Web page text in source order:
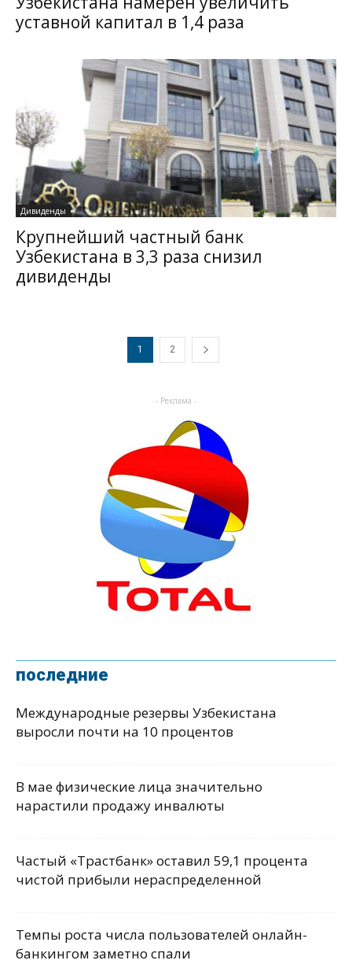
уставной капитал в 1,4 раза
Дивиденды
Крупнейший частный банк
Узбекистана в 3,3 раза снизил
дивиденды
1 2
- Реклама -
последние
Международные резервы Узбекистана
выросли почти на 10 процентов
В мае физические лица значительно
нарастили продажу инвалюты
Частый «Трастбанк» оставил 59,1 процента
чистой прибыли нераспределенной
Темпы роста числа пользователей онлайн-
банкингом заметно спали